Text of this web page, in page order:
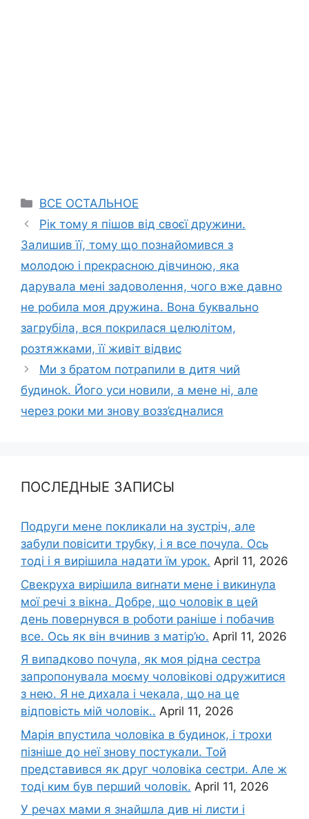
Categories
ВСЕ ОСТАЛЬНОЕ
Рік тому я пішов від своєї дружини.
Залишив її, тому що познайомився з
молодою і прекрасною дівчиною, яка
дарувала мені задоволення, чого вже давно
не робила моя дружина. Вона буквально
загрубіла, вся покрилася целюлітом,
розтяжками, її живіт відвис
Ми з братом потрапили в дитя чий
будиноk. Його уси новили, а мене ні, але
через роки ми знову возз’єдналися
ПОСЛЕДНЫЕ ЗАПИСЫ
Подруги мене покликали на зустріч, але
забули повісити трубку, і я все почула. Ось
тоді і я вирішила надати їм урок. April 11, 2026
Свекруха вирішила виrнати мене і викинула
мої речі з вікна. Добре, що чоловік в цей
день повернувся в роботи раніше і побачив
все. Ось як він вчинив з матір’ю. April 11, 2026
Я випадково почула, як моя рідна сестра
запропонувала моєму чоловікові одружитися
з нею. Я не дихала і чекала, що на це
відповість мій чоловік.. April 11, 2026
Марія впустила чоловіка в будинок, і трохи
пізніше до неї знову постукали. Той
представився як друг чоловіка сестри. Але ж
тоді ким був перший чоловік. April 11, 2026
У речах мами я знайшла див ні листи і